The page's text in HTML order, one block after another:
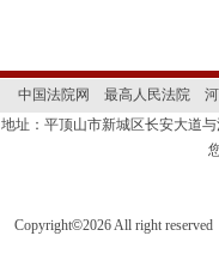
中国法院网 最高人民法院
地址：平顶山市新城区长安大
Copyright©2026 All right